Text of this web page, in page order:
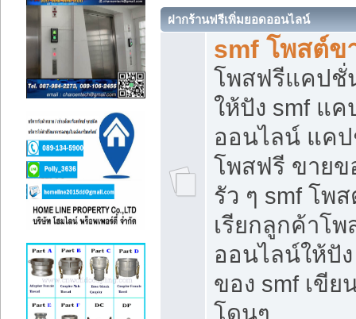
ฝากร้านฟรีเพิ่มยอดออนไลน์
smf โพสต์ข
โพสฟรีแคปชั่
ให้ปัง smf แ
ออนไลน์ แค
โพสฟรี ขายข
รัว ๆ smf โพ
เรียกลูกค้าโ
ออนไลน์ให้ปั
ของ smf เขี
โดนๆ